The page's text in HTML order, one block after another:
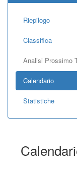
Riepilogo
Classifica
Analisi Prossimo
Calendario
Statistiche